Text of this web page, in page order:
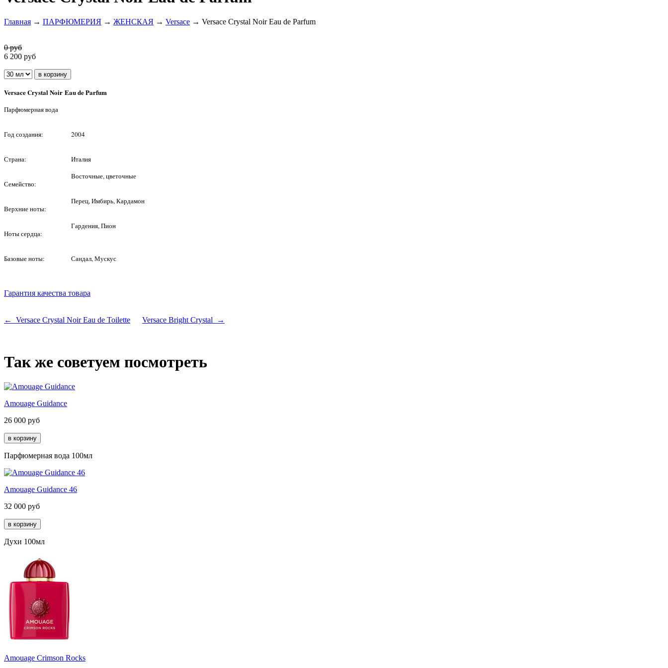
Главная → ПАРФЮМЕРИЯ → ЖЕНСКАЯ → Versace → Versace Crystal Noir Eau de Parfum
0 руб
6 200 руб
Versace Crystal Noir Eau de Parfum
Парфюмерная вода
Год создания: 2004
Страна: Италия
Семейство:
Восточные, цветочные
Верхние ноты:
Перец, Имбирь, Кардамон
Ноты сердца:
Гардения, Пион
Базовые ноты: Сандал, Мускус
Гарантия качества товара
← Versace Crystal Noir Eau de Toilette Versace Bright Crystal →
Так же советуем посмотреть
Amouage Guidance
26 000 руб
Парфюмерная вода 100мл
Amouage Guidance 46
32 000 руб
Духи 100мл
Amouage Crimson Rocks